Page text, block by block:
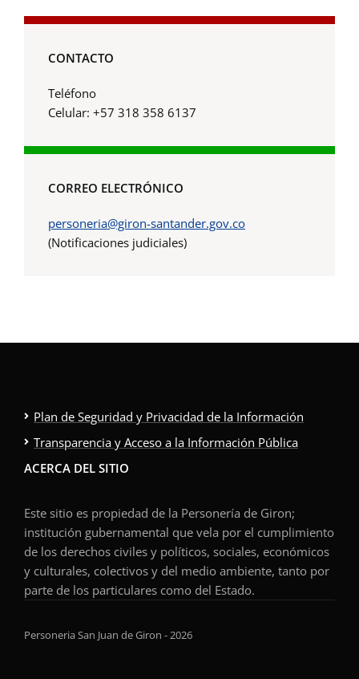
CONTACTO
Teléfono
Celular: +57 318 358 6137
CORREO ELECTRÓNICO
personeria@giron-santander.gov.co
(Notificaciones judiciales)
Plan de Seguridad y Privacidad de la Información
Transparencia y Acceso a la Información Pública
ACERCA DEL SITIO
Este sitio es propiedad de la Personería de Giron;
institución gubernamental que vela por el cumplimiento
de los derechos civiles y políticos, sociales, económicos
y culturales, colectivos y del medio ambiente, tanto por
parte de los particulares como del Estado.
Personeria San Juan de Giron - 2026